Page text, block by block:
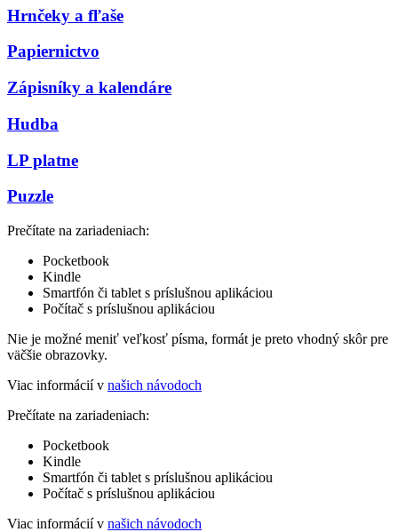
Hrnčeky a fľaše
Papiernictvo
Zápisníky a kalendáre
Hudba
LP platne
Puzzle
Prečítate na zariadeniach:
Pocketbook
Kindle
Smartfón či tablet s príslušnou aplikáciou
Počítač s príslušnou aplikáciou
Nie je možné meniť veľkosť písma, formát je preto vhodný skôr pre
väčšie obrazovky.
Viac informácií v našich návodoch
Prečítate na zariadeniach:
Pocketbook
Kindle
Smartfón či tablet s príslušnou aplikáciou
Počítač s príslušnou aplikáciou
Viac informácií v našich návodoch